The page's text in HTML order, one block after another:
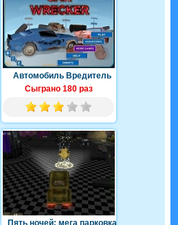
Автомобиль Вредитель
Сыграно 180 раз
Пять ночей: мега парковка